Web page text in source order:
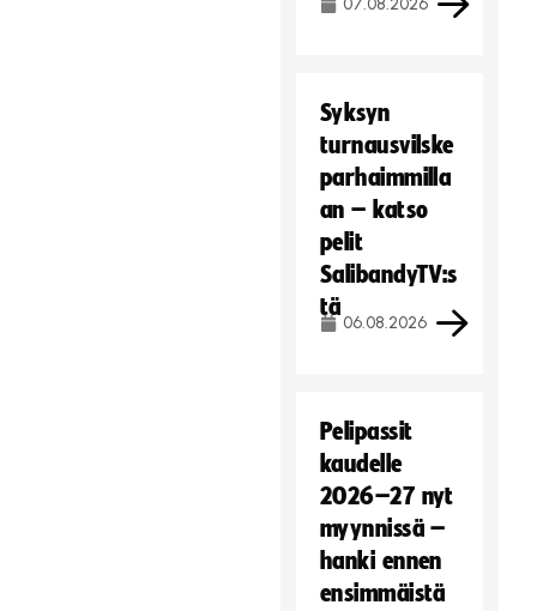
07.08.2026
Syksyn
turnausvilske
parhaimmilla
an – katso
pelit
SalibandyTV:s
tä
06.08.2026
Pelipassit
kaudelle
2026–27 nyt
myynnissä –
hanki ennen
ensimmäistä